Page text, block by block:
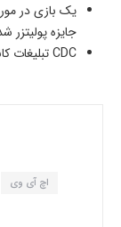
یک بازی در
جایزه پولیتزر
CDC تبلیغات کاندوم در تلویزیون را راه اندازی کرد.
اچ آی وی